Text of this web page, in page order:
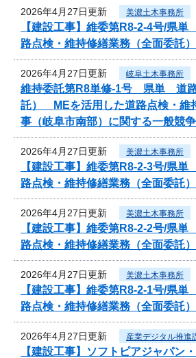
2026年4月27日更新 美濃土木事務所
【建設工事】維委第R8-2-4号/県
路点検・維持修繕業務（全面委託
2026年4月27日更新 岐阜土木事務所
維持委託第R8単修-1号 県単 道
託） MEを活用した道路点検・維
事（岐阜市南部）に関する一般競
2026年4月27日更新 美濃土木事務所
【建設工事】維委第R8-2-3号/県
路点検・維持修繕業務（全面委託
2026年4月27日更新 美濃土木事務所
【建設工事】維委第R8-2-2号/県
路点検・維持修繕業務（全面委託
2026年4月27日更新 美濃土木事務所
【建設工事】維委第R8-2-1号/県
路点検・維持修繕業務（全面委託
2026年4月27日更新 産業デジタル推進
【建設工事】ソフトピアジャパン